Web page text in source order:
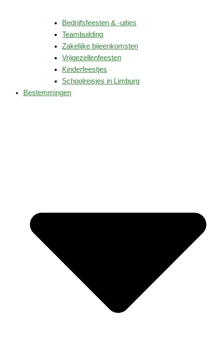
Bedrijfsfeesten & -uitjes
Teambuilding
Zakelijke bijeenkomsten
Vrijgezellenfeesten
Kinderfeestjes
Schoolreisjes in Limburg
Bestemmingen